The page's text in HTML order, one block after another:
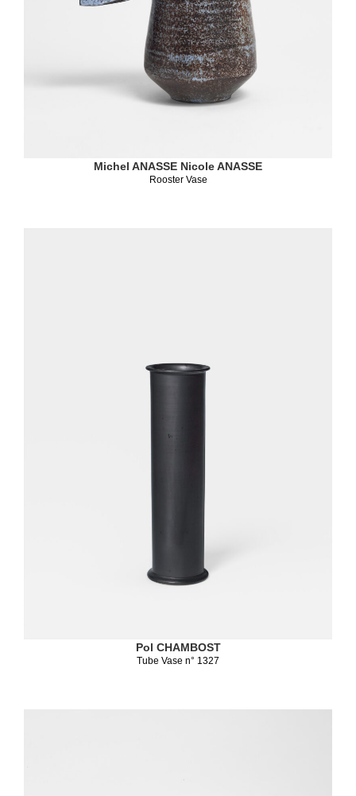
Michel ANASSE Nicole ANASSE
Rooster Vase
Pol CHAMBOST
Tube Vase n° 1327